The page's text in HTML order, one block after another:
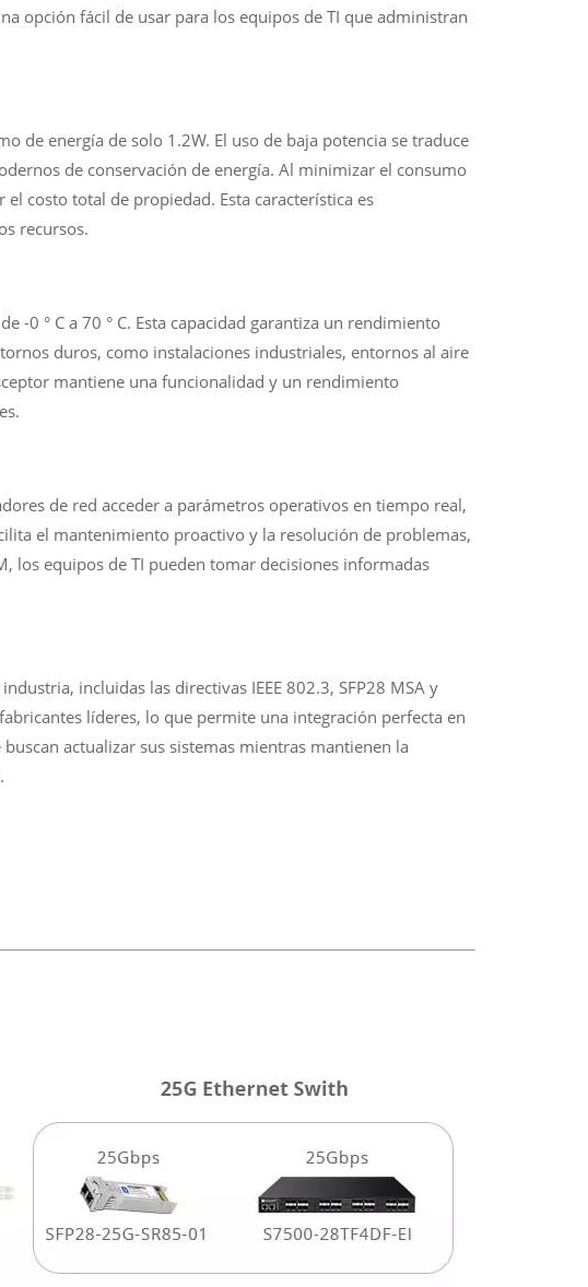
opción fácil de usar para los equipos de TI que administran
de energía de solo 1.2W. El uso de baja potencia se traduce
de conservación de energía. Al minimizar el consumo
costo total de propiedad. Esta característica es
recursos.
-0 ° C a 70 ° C. Esta capacidad garantiza un rendimiento
duros, como instalaciones industriales, entornos al aire
mantiene una funcionalidad y un rendimiento
de red acceder a parámetros operativos en tiempo real,
el mantenimiento proactivo y la resolución de problemas,
los equipos de TI pueden tomar decisiones informadas
incluidas las directivas IEEE 802.3, SFP28 MSA y
líderes, lo que permite una integración perfecta en
actualizar sus sistemas mientras mantienen la